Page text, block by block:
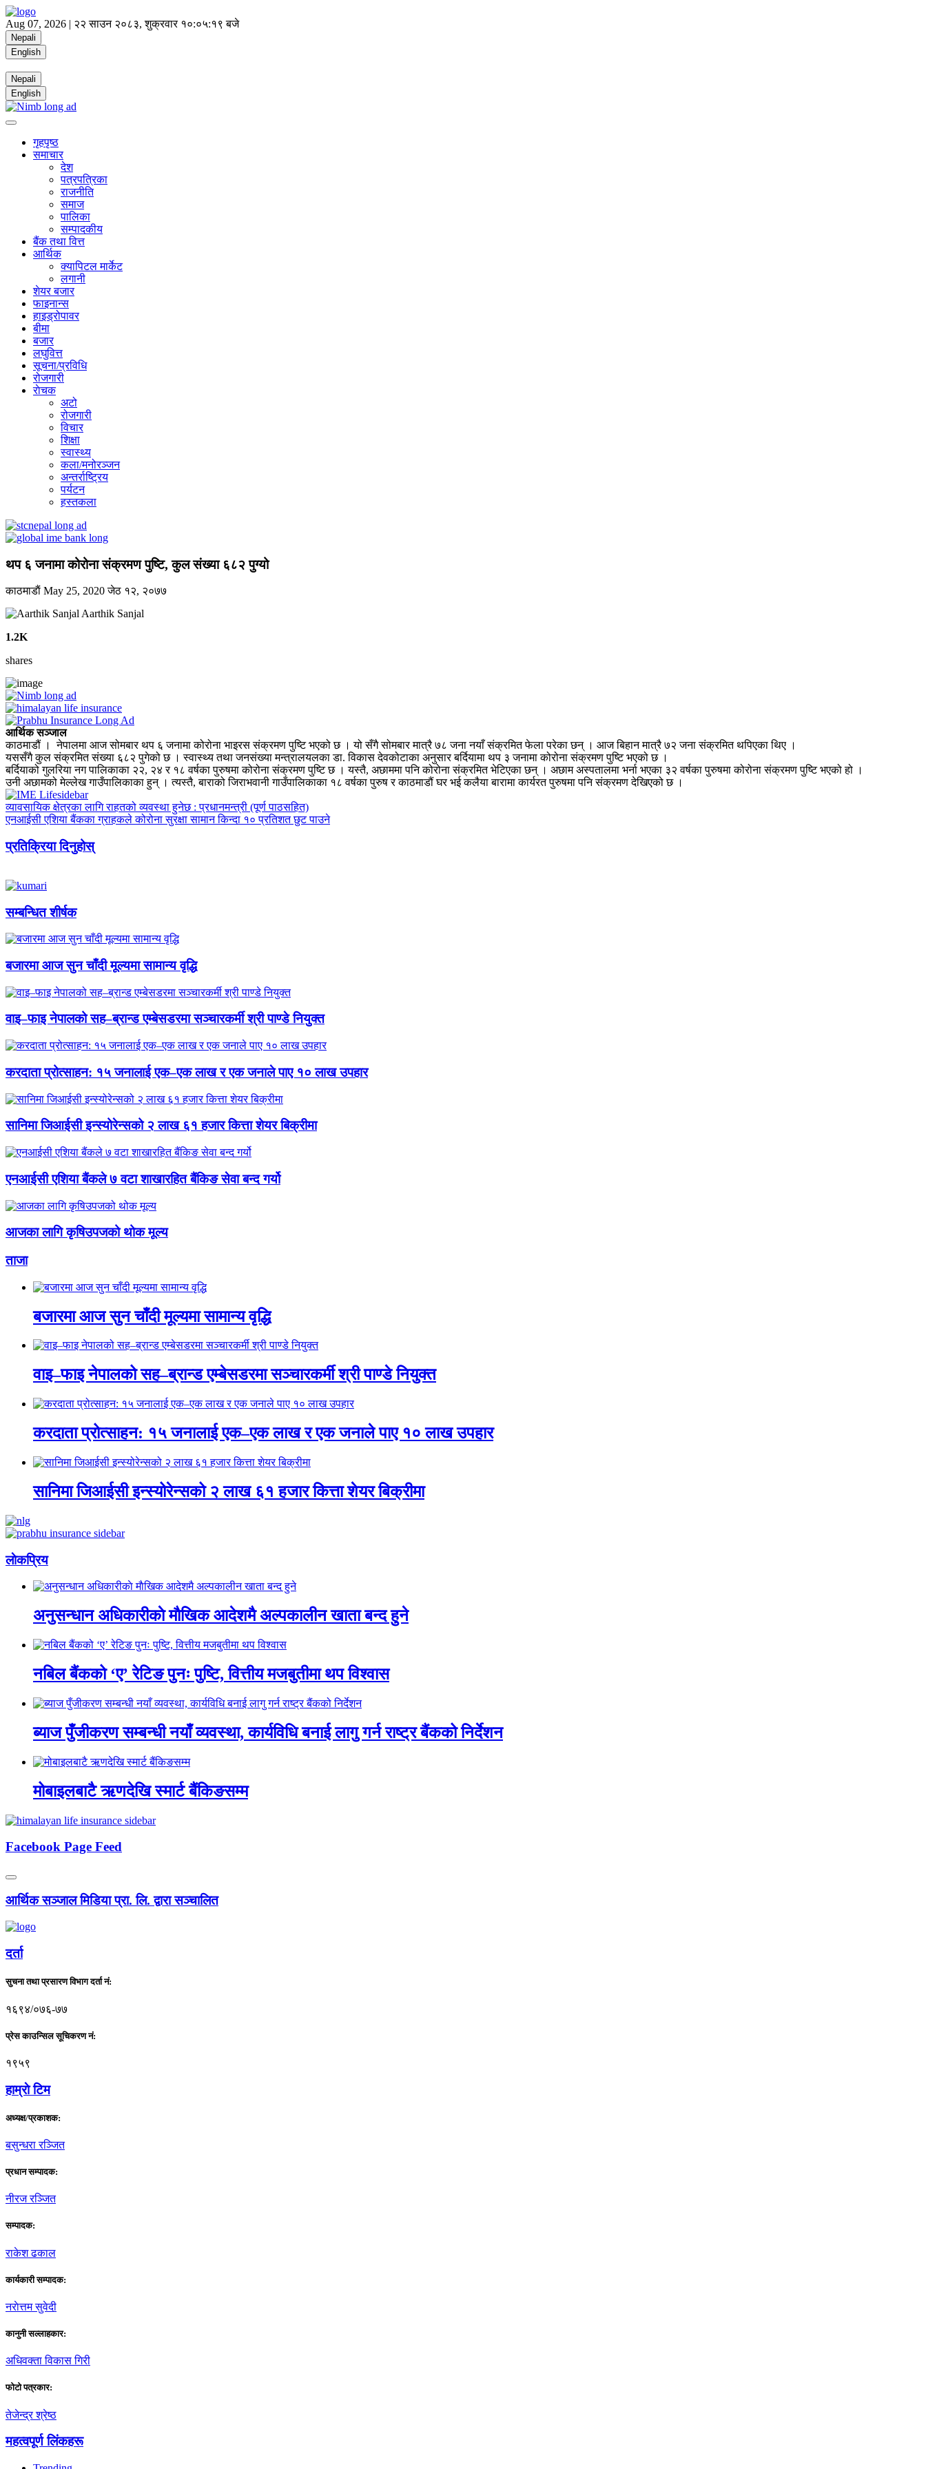
Aug 07, 2026 | २२ साउन २०८३, शुक्रवार १०:०५:२० बजे
Nepali
English
Nepali
English
गृहपृष्ठ
समाचार
देश
पत्रपत्रिका
राजनीति
समाज
पालिका
सम्पादकीय
बैंक तथा वित्त
आर्थिक
क्यापिटल मार्केट
लगानी
शेयर बजार
फाइनान्स
हाइड्रोपावर
बीमा
बजार
लघुवित्त
सूचना/प्रविधि
रोजगारी
राेचक
अटो
रोजगारी
विचार
शिक्षा
स्वास्थ्य
कला/मनोरञ्जन
अन्तर्राष्ट्रिय
पर्यटन
हस्तकला
थप ६ जनामा कोरोना संक्रमण पुष्टि, कुल संख्या ६८२ पुग्यो
काठमाडाैं May 25, 2020जेठ १२, २०७७
Aarthik Sanjal
1.2K
shares
आर्थिक सञ्जाल
काठमाडौं । नेपालमा आज सोमबार थप ६ जनामा कोरोना भाइरस संक्रमण पुष्टि भएको छ । यो सँगै सोमबार मात्रै ७८ जना नयाँ संक्रमित फेला परेका छन् । आज बिहान मात्रै ७२ जना संक्रमित थपिएका थिए ।
यससँगै कुल संक्रमित संख्या ६८२ पुगेको छ । स्वास्थ्य तथा जनसंख्या मन्त्रालयलका डा. विकास देवकोटाका अनुसार बर्दियामा थप ३ जनामा कोरोना संक्रमण पुष्टि भएको छ ।
बर्दियाको गुलरिया नग पालिकाका २२, २४ र १८ वर्षका पुरुषमा कोरोना संक्रमण पुष्टि छ । यस्तै, अछाममा पनि कोरोना संक्रमित भेटिएका छन् । अछाम अस्पतालमा भर्ना भएका ३२ वर्षका पुरुषमा कोरोना संक्रमण पुष्टि भएको हो ।
उनी अछामको मेल्लेख गाउँपालिकाका हुन् । त्यस्तै, बाराको जिराभवानी गाउँपालिकाका १८ वर्षका पुरुष र काठमाडौं घर भई कलैया बारामा कार्यरत पुरुषमा पनि संक्रमण देखिएको छ ।
व्यावसायिक क्षेत्रका लागि राहतको व्यवस्था हुनेछ : प्रधानमन्त्री (पूर्ण पाठसहित)
एनआईसी एशिया बैंकका ग्राहकले कोरोना सुरक्षा सामान किन्दा १० प्रतिशत छुट पाउने
प्रतिक्रिया दिनुहोस्
सम्बन्धित शीर्षक
बजारमा आज सुन चाँदी मूल्यमा सामान्य वृद्धि
वाइ–फाइ नेपालको सह–ब्रान्ड एम्बेसडरमा सञ्चारकर्मी श्री पाण्डे नियुक्त
करदाता प्रोत्साहन: १५ जनालाई एक–एक लाख र एक जनाले पाए १० लाख उपहार
सानिमा जिआईसी इन्स्योरेन्सको २ लाख ६१ हजार कित्ता शेयर बिक्रीमा
एनआईसी एशिया बैंकले ७ वटा शाखारहित बैंकिङ सेवा बन्द गर्यो
आजका लागि कृषिउपजको थोक मूल्य
ताजा
बजारमा आज सुन चाँदी मूल्यमा सामान्य वृद्धि
वाइ–फाइ नेपालको सह–ब्रान्ड एम्बेसडरमा सञ्चारकर्मी श्री पाण्डे नियुक्त
करदाता प्रोत्साहन: १५ जनालाई एक–एक लाख र एक जनाले पाए १० लाख उपहार
सानिमा जिआईसी इन्स्योरेन्सको २ लाख ६१ हजार कित्ता शेयर बिक्रीमा
लाेकप्रिय
अनुसन्धान अधिकारीकाे माैखिक आदेशमै अल्पकालीन खाता बन्द हुने
नबिल बैंकको ‘ए’ रेटिङ पुनः पुष्टि, वित्तीय मजबुतीमा थप विश्वास
ब्याज पुँजीकरण सम्बन्धी नयाँ व्यवस्था, कार्यविधि बनाई लागु गर्न राष्ट्र बैंकको निर्देशन
मोबाइलबाटै ऋणदेखि स्मार्ट बैंकिङसम्म
Facebook Page Feed
आर्थिक सञ्जाल मिडिया प्रा. लि. द्वारा सञ्चालित
दर्ता
सुचना तथा प्रसारण विभाग दर्ता नं:
१६९४/०७६-७७
प्रेस काउन्सिल सूचिकरण नं:
१९५९
हाम्राे टिम
अध्यक्ष/प्रकाशक:
बसुन्धरा रञ्जित
प्रधान सम्पादक:
नीरज रञ्जित
सम्पादक:
राकेश ढकाल
कार्यकारी सम्पादक:
नराेत्तम सुवेदी
कानुनी सल्लाहकार:
अधिवक्ता विकास गिरी
फाेटाे पत्रकार:
तेजेन्द्र श्रेष्ठ
महत्वपूर्ण लिंकहरू